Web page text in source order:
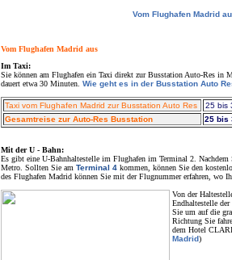
Vom Flughafen Madrid
Vom Flughafen Madrid aus
Im Taxi:
Sie können am Flughafen ein Taxi direkt zur Busstation Auto-Res in
dauert etwa 30 Minuten. Wie geht es in der Busstation Auto
Taxi vom Flughafen Madrid zur Busstation Auto Res
25 bis
Gesamtreise zur Auto-Res Busstation
25 bis
Mit der U - Bahn:
Es gibt eine U-Bahnhaltestelle im Flughafen im Terminal 2.
Metro. Sollten Sie am Terminal 4 kommen, können Sie den
des Flughafen Madrid können Sie mit der Flugnummer erfahren, wo
Von der
Endhaltestelle
Sie um auf die
Richtung Sie
dem Hotel
Madrid)